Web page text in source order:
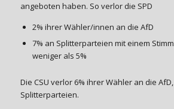
angeboten haben. So verlor die SPD
2% ihrer Wähler/innen an die AfD
7% an Splitterparteien mit einem
weniger als 5%
Die CSU verlor 6% ihrer Wähler an die
Splitterparteien.